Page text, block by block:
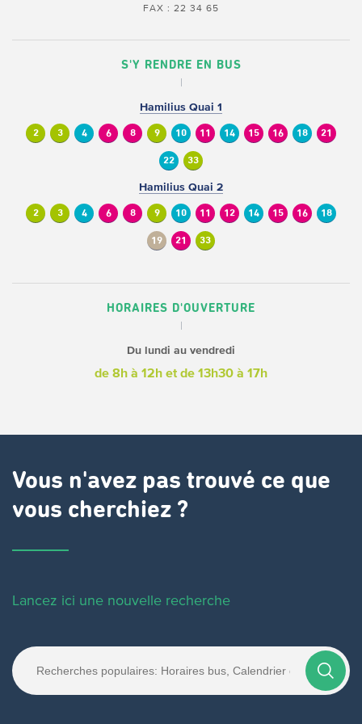
FAX : 22 34 65
S'Y RENDRE EN BUS
Hamilius Quai 1
2 3 4 6 8 9 10 11 14 15 16 18 21
22 33
Hamilius Quai 2
2 3 4 6 8 9 10 11 12 14 15 16 18
19 21 33
HORAIRES D'OUVERTURE
Du lundi au vendredi
de 8h à 12h et de 13h30 à 17h
Vous n'avez pas trouvé ce que
vous cherchiez ?
Lancez ici une nouvelle recherche